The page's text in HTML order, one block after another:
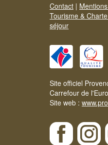
Contact |
Tourisme &
séjour
Site officiel
Carrefour de
Site web :